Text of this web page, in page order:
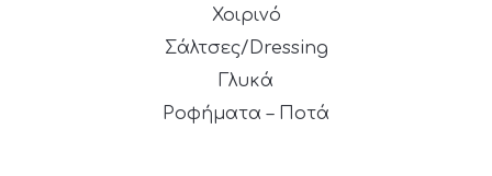
Χοιρινό
Σάλτσες/Dressing
Γλυκά
Ροφήματα – Ποτά